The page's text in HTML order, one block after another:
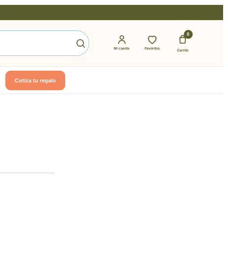
Mi cuenta Favoritos
0
Carrito
Cotiza tu regalo